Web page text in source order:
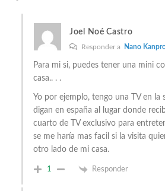
Joel Noé Castro
Responder a Nano
Para mi si, puedes tener una mini
casa.. . .
Yo por ejemplo, tengo una TV en la
digan en españa al lugar donde
cuarto de TV exclusivo para
se me haría mas facil si la visita
otro lado de mi casa.
1 Responder